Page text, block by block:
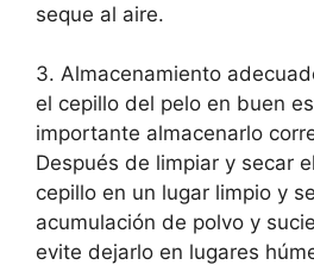
seque al aire.
3. Almacenamiento
el cepillo del pelo en buen
importante almacenarlo
Después de limpiar y secar
cepillo en un lugar limpio y
acumulación de polvo y
evite dejarlo en lugares